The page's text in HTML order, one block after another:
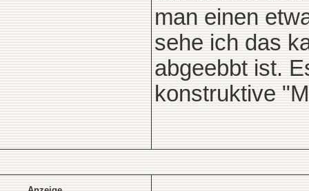
man einen
sehe ich das
abgeebbt ist.
konstruktive